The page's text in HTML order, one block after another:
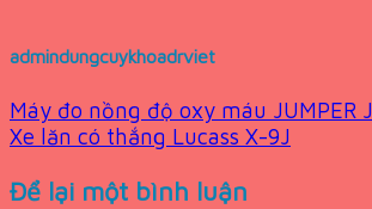
admindungcuykhoadrviet
Máy đo nồng độ oxy máu JUMPER
Xe lăn có thắng Lucass X-9J
Để lại một bình luận